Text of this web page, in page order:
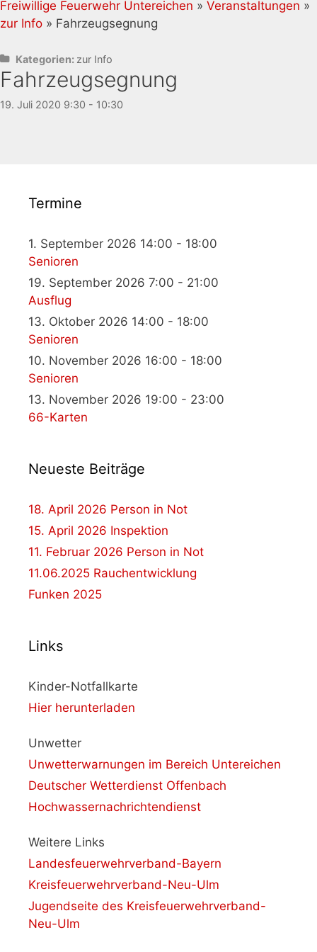
Freiwillige Feuerwehr Untereichen » Veranstaltungen »
zur Info » Fahrzeugsegnung
Kategorien: zur Info
Fahrzeugsegnung
19. Juli 2020 9:30 - 10:30
Termine
1. September 2026 14:00 - 18:00
Senioren
19. September 2026 7:00 - 21:00
Ausflug
13. Oktober 2026 14:00 - 18:00
Senioren
10. November 2026 16:00 - 18:00
Senioren
13. November 2026 19:00 - 23:00
66-Karten
Neueste Beiträge
18. April 2026 Person in Not
15. April 2026 Inspektion
11. Februar 2026 Person in Not
11.06.2025 Rauchentwicklung
Funken 2025
Links
Kinder-Notfallkarte
Hier herunterladen
Unwetter
Unwetterwarnungen im Bereich Untereichen
Deutscher Wetterdienst Offenbach
Hochwassernachrichtendienst
Weitere Links
Landesfeuerwehrverband-Bayern
Kreisfeuerwehrverband-Neu-Ulm
Jugendseite des Kreisfeuerwehrverband-
Neu-Ulm